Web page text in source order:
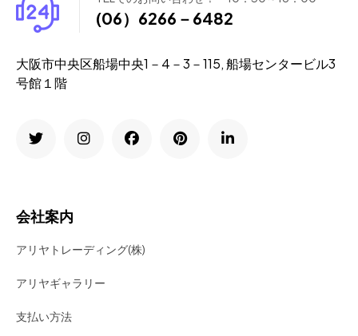
(06）6266－6482
大阪市中央区船場中央1－4－3－115, 船場センタービル3
号館１階
会社案内
アリヤトレーディング(株)
アリヤギャラリー
支払い方法